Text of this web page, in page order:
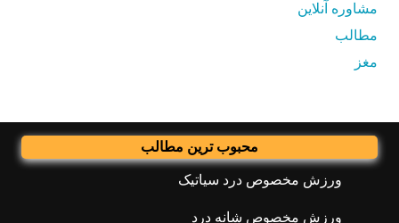
مشاوره آنلاین
مطالب
مغز
محبوب ترین مطالب
ورزش مخصوص درد سیاتیک
ورزش مخصوص شانه درد